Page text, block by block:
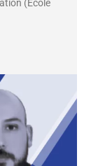
(Ecole